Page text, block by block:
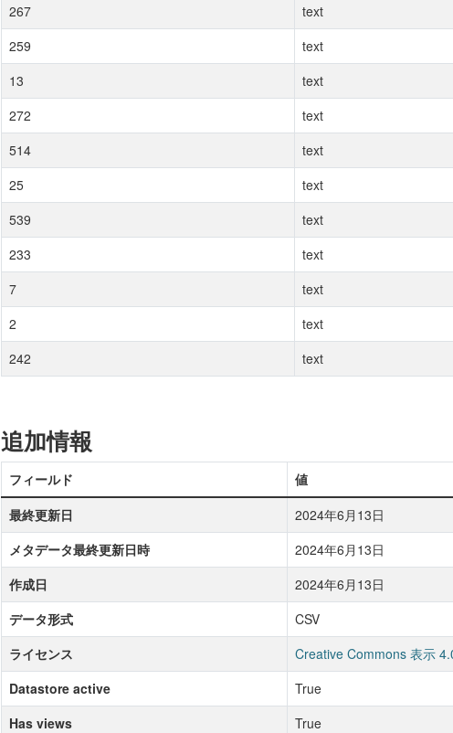
267
text
259
text
13
text
272
text
514
text
25
text
539
text
233
text
7
text
2
text
242
text
追加情報
フィールド
値
最終更新日
2024年6月13日
メタデータ最終更新日時
2024年6月13日
作成日
2024年6月13日
データ形式
CSV
ライセンス
Creative Commons 表示
Datastore active
True
Has views
True